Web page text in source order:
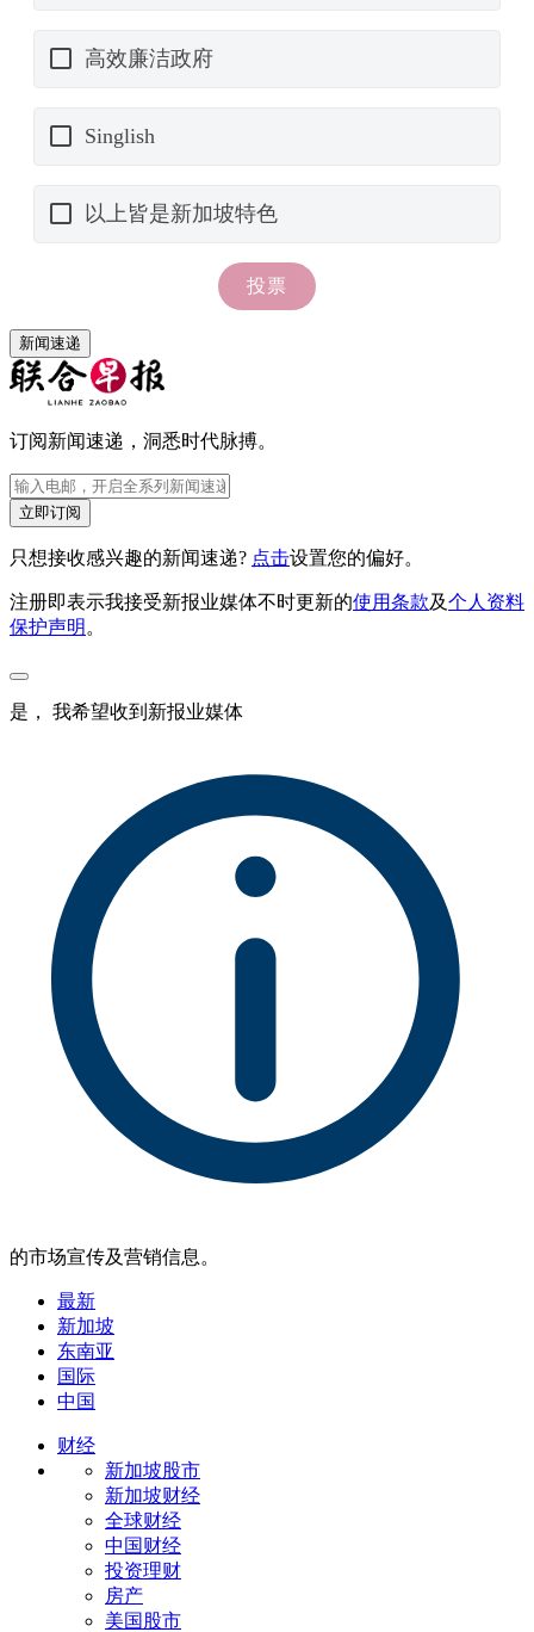
新闻速递
订阅新闻速递，洞悉时代脉搏。
立即订阅
只想接收感兴趣的新闻速递? 点击设置您的偏好。
注册即表示我接受新报业媒体不时更新的使用条款及个人资料
保护声明 。
是， 我希望收到新报业媒体
的市场宣传及营销信息。
最新
新加坡
东南亚
国际
中国
财经
新加坡股市
新加坡财经
全球财经
中国财经
投资理财
房产
美国股市